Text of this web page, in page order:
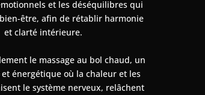
et les déséquilibres qui
être, afin de rétablir harmonie
et clarté intérieure.
le massage au bol chaud, un
énergétique où la chaleur et les
le système nerveux, relâchent